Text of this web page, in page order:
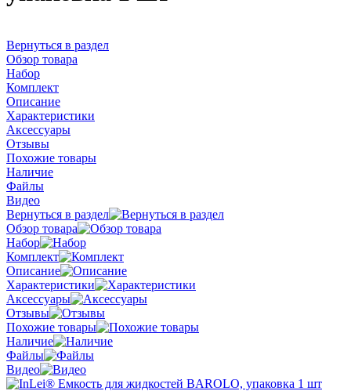
Вернуться в раздел
Обзор товара
Набор
Комплект
Описание
Характеристики
Аксессуары
Отзывы
Похожие товары
Наличие
Файлы
Видео
Вернуться в раздел
Обзор товара
Набор
Комплект
Описание
Характеристики
Аксессуары
Отзывы
Похожие товары
Наличие
Файлы
Видео